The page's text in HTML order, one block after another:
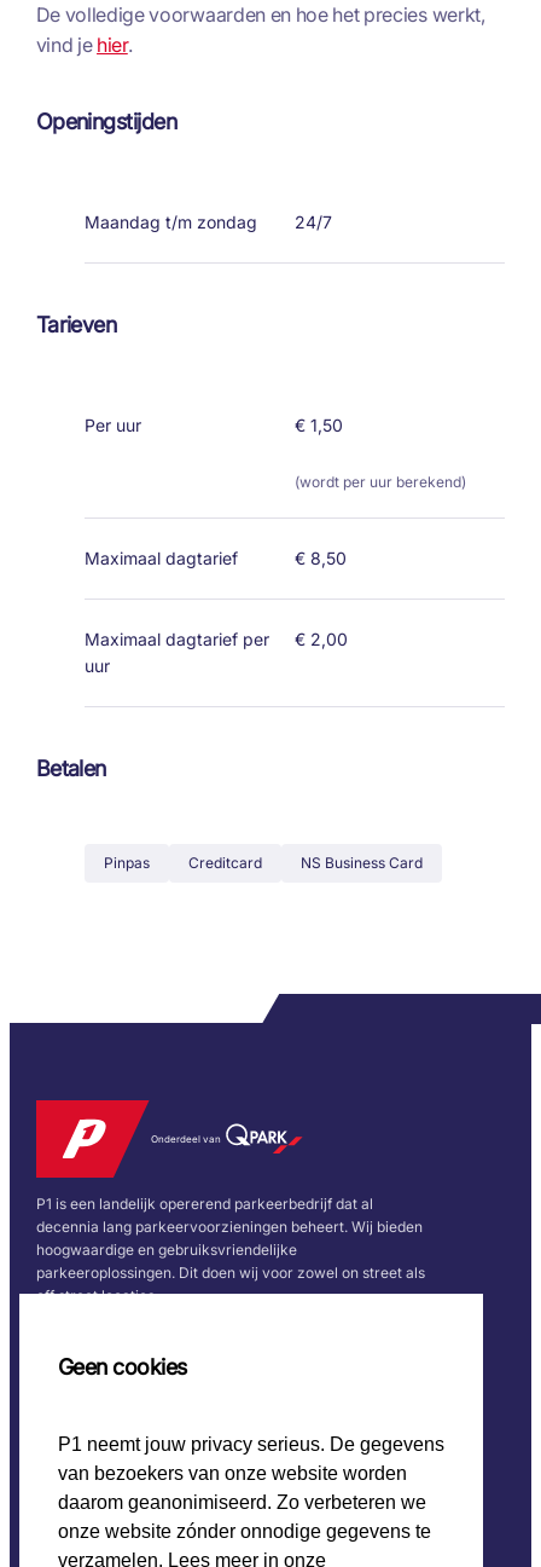
Geen cookies
P1 neemt jouw privacy serieus. De gegevens
van bezoekers van onze website worden
daarom geanonimiseerd. Zo verbeteren we
onze website zónder onnodige gegevens te
verzamelen. Lees meer in onze
De volledige voorwaarden en hoe het precies werkt,
vind je hier.
Openingstijden
Maandag t/m zondag 24/7
Tarieven
Per uur € 1,50
(wordt per uur berekend)
Maximaal dagtarief € 8,50
Maximaal dagtarief per
uur
€ 2,00
Betalen
Pinpas Creditcard NS Business Card
Onderdeel van
P1 is een landelijk opererend parkeerbedrijf dat al
decennia lang parkeervoorzieningen beheert. Wij bieden
hoogwaardige en gebruiksvriendelijke
parkeeroplossingen. Dit doen wij voor zowel on street als
off street locaties.
Snel naar
Home
CO2 beleid
Werken bij P1
Onze keurmerken